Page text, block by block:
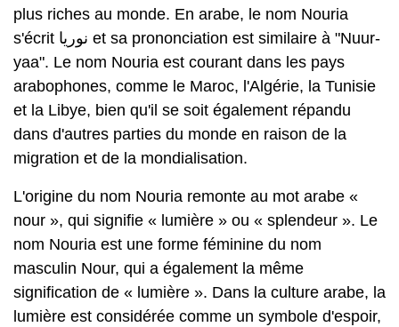
plus riches au monde. En arabe, le nom Nouria
s'écrit نوريا et sa prononciation est similaire à "Nuur-
yaa". Le nom Nouria est courant dans les pays
arabophones, comme le Maroc, l'Algérie, la Tunisie
et la Libye, bien qu'il se soit également répandu
dans d'autres parties du monde en raison de la
migration et de la mondialisation.
L'origine du nom Nouria remonte au mot arabe «
nour », qui signifie « lumière » ou « splendeur ». Le
nom Nouria est une forme féminine du nom
masculin Nour, qui a également la même
signification de « lumière ». Dans la culture arabe, la
lumière est considérée comme un symbole d'espoir,